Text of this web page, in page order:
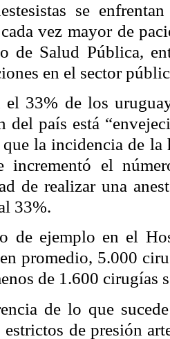
se
vez mayor de
de Salud Pública,
en el sector
el 33% de los
del país está
la incidencia de la
incrementó el
de realizar una
33%.
de ejemplo en el
promedio, 5.000
de 1.600 cirugías
de lo que
estrictos de presión